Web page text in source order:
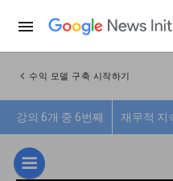
menu
chevron_left 수익 모델 구축 시작하기
강의 6개 중 6번째 재무적 지